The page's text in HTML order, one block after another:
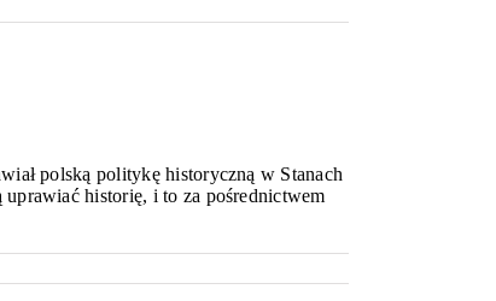
polską politykę historyczną w Stanach
historię, i to za pośrednictwem